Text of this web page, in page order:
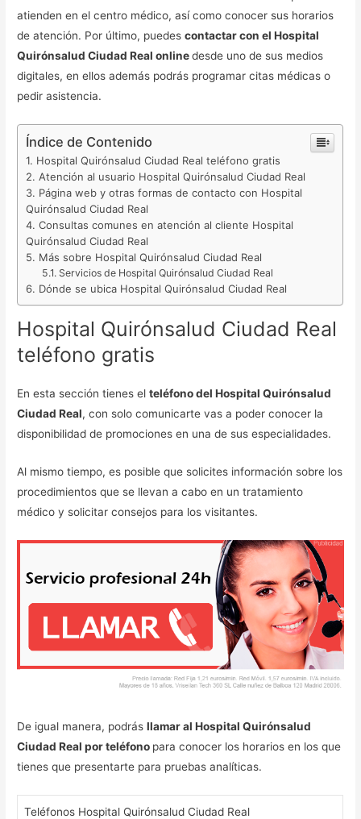
atienden en el centro médico, así como conocer sus horarios
de atención. Por último, puedescontactar con el Hospital
Quirónsalud Ciudad Real onlinedesde uno de sus medios
digitales, en ellos además podrás programar citas médicas o
pedir asistencia.
Índice de Contenido
Hospital Quirónsalud Ciudad Real teléfono gratis
Atención al usuario Hospital Quirónsalud Ciudad Real
Página web y otras formas de contacto con Hospital
Quirónsalud Ciudad Real
Consultas comunes en atención al cliente Hospital
Quirónsalud Ciudad Real
Más sobre Hospital Quirónsalud Ciudad Real
Servicios de Hospital Quirónsalud Ciudad Real
Dónde se ubica Hospital Quirónsalud Ciudad Real
Hospital Quirónsalud Ciudad Real
teléfono gratis
En esta sección tienes elteléfono del Hospital Quirónsalud
Ciudad Real, con solo comunicarte vas a poder conocer la
disponibilidad de promociones en una de sus especialidades.
Al mismo tiempo, es posible que solicites información sobre los
procedimientos que se llevan a cabo en un tratamiento
médico y solicitar consejos para los visitantes.
De igual manera, podrásllamar al Hospital Quirónsalud
Ciudad Real por teléfono para conocer los horarios en los que
tienes que presentarte para pruebas analíticas.
Teléfonos Hospital Quirónsalud Ciudad Real